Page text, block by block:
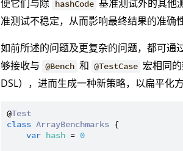
便它们与除 hashCode 基准测试外的其他
准测试不稳定，从而影响最终结果的准确性
如前所述的问题及更复杂的问题，都可通
够接收与 @Bench 和 @TestCase 宏相同
DSL），进而生成一种新策略，以扁平化
@Test
class ArrayBenchmarks {
var hash = 0